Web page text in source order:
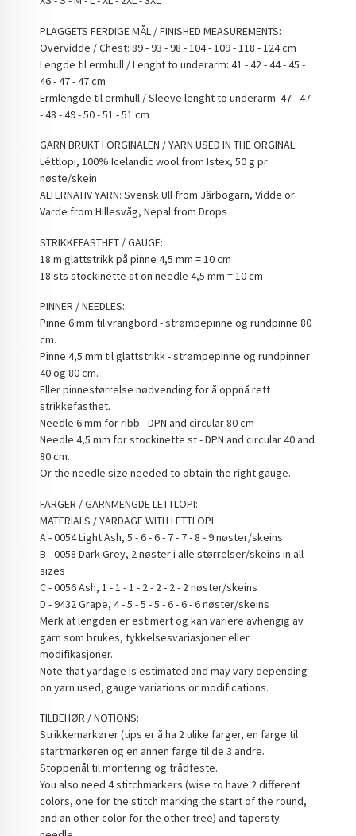
PLAGGETS FERDIGE MÅL / FINISHED MEASUREMENTS:
Overvidde / Chest: 89 - 93 - 98 - 104 - 109 - 118 - 124 cm
Lengde til ermhull / Lenght to underarm: 41 - 42 - 44 - 45 -
46 - 47 - 47 cm
Ermlengde til ermhull / Sleeve lenght to underarm: 47 - 47
- 48 - 49 - 50 - 51 - 51 cm
GARN BRUKT I ORGINALEN / YARN USED IN THE ORGINAL:
Léttlopi, 100% Icelandic wool from Istex, 50 g pr
nøste/skein
ALTERNATIV YARN: Svensk Ull from Järbogarn, Vidde or
Varde from Hillesvåg, Nepal from Drops
STRIKKEFASTHET / GAUGE:
18 m glattstrikk på pinne 4,5 mm = 10 cm
18 sts stockinette st on needle 4,5 mm = 10 cm
PINNER / NEEDLES:
Pinne 6 mm til vrangbord - strømpepinne og rundpinne 80
cm.
Pinne 4,5 mm til glattstrikk - strømpepinne og rundpinner
40 og 80 cm.
Eller pinnestørrelse nødvending for å oppnå rett
strikkefasthet.
Needle 6 mm for ribb - DPN and circular 80 cm
Needle 4,5 mm for stockinette st - DPN and circular 40 and
80 cm.
Or the needle size needed to obtain the right gauge.
FARGER / GARNMENGDE LETTLOPI:
MATERIALS / YARDAGE WITH LETTLOPI:
A - 0054 Light Ash, 5 - 6 - 6 - 7 - 7 - 8 - 9 nøster/skeins
B - 0058 Dark Grey, 2 nøster i alle størrelser/skeins in all
sizes
C - 0056 Ash, 1 - 1 - 1 - 2 - 2 - 2 - 2 nøster/skeins
D - 9432 Grape, 4 - 5 - 5 - 5 - 6 - 6 - 6 nøster/skeins
Merk at lengden er estimert og kan variere avhengig av
garn som brukes, tykkelsesvariasjoner eller
modifikasjoner.
Note that yardage is estimated and may vary depending
on yarn used, gauge variations or modifications.
TILBEHØR / NOTIONS:
Strikkemarkører (tips er å ha 2 ulike farger, en farge til
startmarkøren og en annen farge til de 3 andre.
Stoppenål til montering og trådfeste.
You also need 4 stitchmarkers (wise to have 2 different
colors, one for the stitch marking the start of the round,
and an other color for the other tree) and tapersty